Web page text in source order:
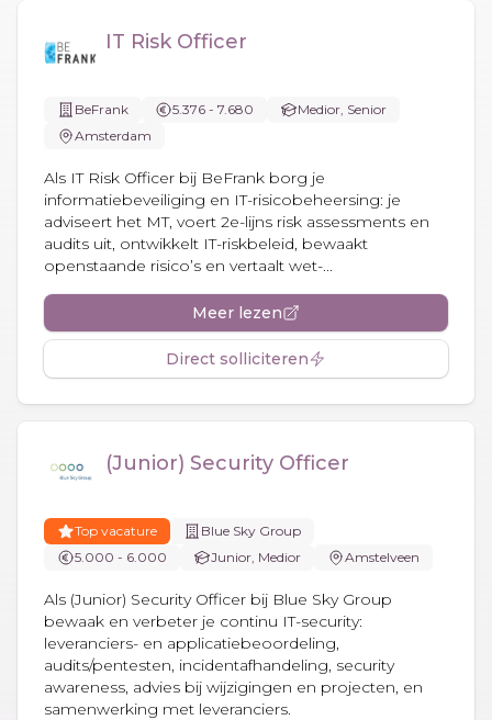
IT Risk Officer
BeFrank 5.376 - 7.680
Medior, Senior
Amsterdam
Als IT Risk Officer bij BeFrank borg je
informatiebeveiliging en IT-risicobeheersing: je
adviseert het MT, voert 2e-lijns risk assessments en
audits uit, ontwikkelt IT-riskbeleid, bewaakt
openstaande risico’s en vertaalt wet-...
Meer lezen
Direct solliciteren
(Junior) Security Officer
Top vacature
Blue Sky Group
5.000 - 6.000
Junior, Medior Amstelveen
Als (Junior) Security Officer bij Blue Sky Group
bewaak en verbeter je continu IT-security:
leveranciers- en applicatiebeoordeling,
audits/pentesten, incidentafhandeling, security
awareness, advies bij wijzigingen en projecten, en
samenwerking met leveranciers.